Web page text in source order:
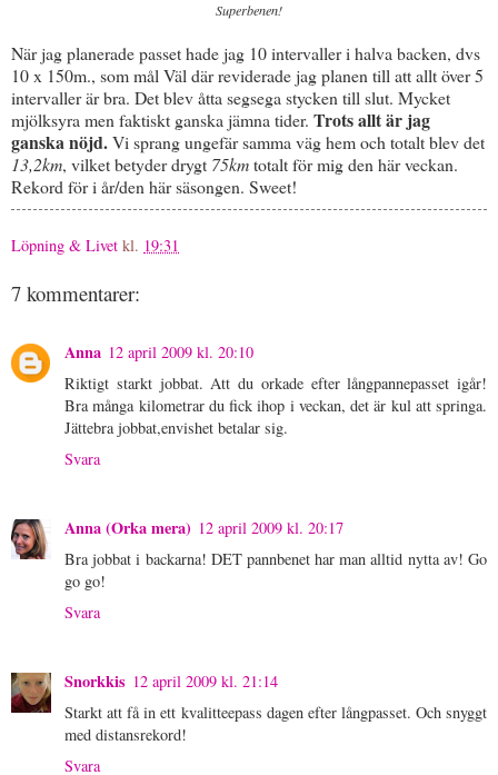
Superbenen!
När jag planerade passet hade jag 10 intervaller i halva backen, dvs
10 x 150m., som mål Väl där reviderade jag planen till att allt över 5
intervaller är bra. Det blev åtta segsega stycken till slut. Mycket
mjölksyra men faktiskt ganska jämna tider. Trots allt är jag
ganska nöjd.Vi sprang ungefär samma väg hem och totalt blev det
13,2km, vilket betyder drygt 75kmtotalt för mig den här veckan.
Rekord för i år/den här säsongen. Sweet!
Löpning & Livet kl. 19:31
7 kommentarer:
Anna 12 april 2009 kl. 20:10
Riktigt starkt jobbat. Att du orkade efter långpannepasset igår!
Bra många kilometrar du fick ihop i veckan, det är kul att springa.
Jättebra jobbat,envishet betalar sig.
Svara
Anna (Orka mera) 12 april 2009 kl. 20:17
Bra jobbat i backarna! DET pannbenet har man alltid nytta av! Go
go go!
Svara
Snorkkis 12 april 2009 kl. 21:14
Starkt att få in ett kvalitteepass dagen efter långpasset. Och snyggt
med distansrekord!
Svara